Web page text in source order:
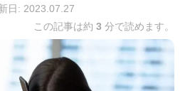
日: 2023.07.27
この記事は約 3 分で読めます。